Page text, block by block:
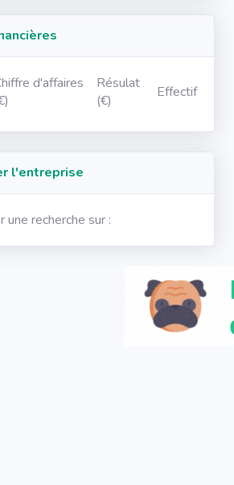
d'affaires
Résulat
(€)
Effectif
l'entreprise
une recherche sur :